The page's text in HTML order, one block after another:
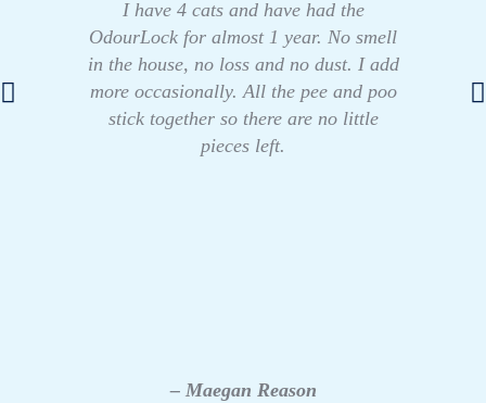
I have 4 cats and have had the
OdourLock for almost 1 year. No smell
in the house, no loss and no dust. I add
more occasionally. All the pee and poo
stick together so there are no little
pieces left.
– Maegan Reason